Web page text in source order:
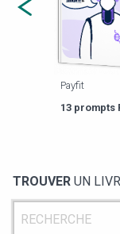
Payfit
13 prompts
TROUVER UN